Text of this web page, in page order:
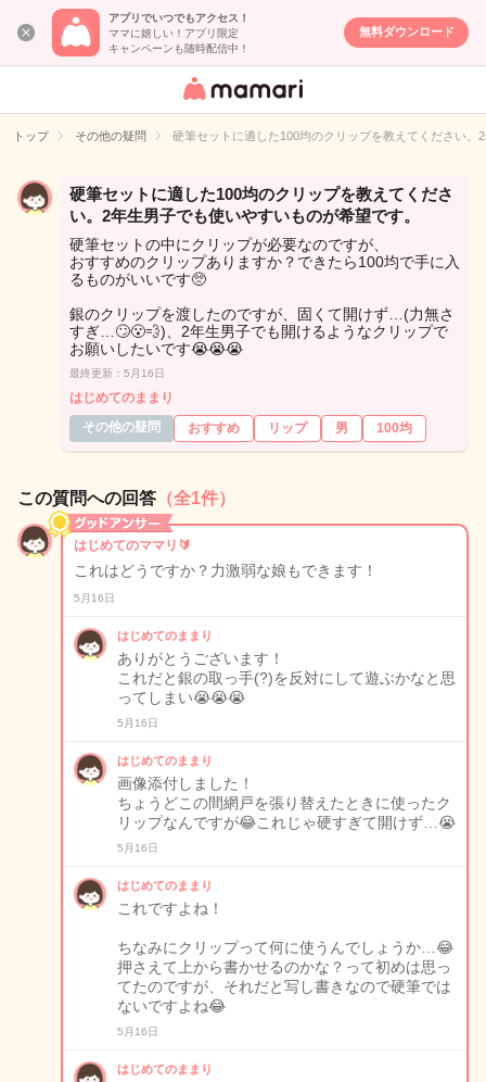
アプリでいつでもアクセス！
ママに嬉しい！アプリ限定
キャンペーンも随時配信中！
無料ダウンロード
女性専用匿名QA
イト
トップ その他の疑問 硬筆セットに適した100均のクリップを教えてください。
硬筆セットに適した100均のクリップを教えてくださ
い。2年生男子でも使いやすいものが希望です。
硬筆セットの中にクリップが必要なのですが、
おすすめのクリップありますか？できたら100均で手に入
るものがいいです🥺
銀のクリップを渡したのですが、固くて開けず…(力無さ
すぎ…🙄😮‍💨)、2年生男子でも開けるようなクリップで
お願いしたいです😭😭😭
最終更新：5月16日
はじめてのままり
その他の疑問
おすすめ リップ 男 100均
この質問への回答 （全1件）
はじめてのママリ🔰
これはどうですか？力激弱な娘もできます！
5月16日
はじめてのままり
ありがとうございます！
これだと銀の取っ手(?)を反対にして遊ぶかなと思
ってしまい😭😭😭
5月16日
はじめてのままり
画像添付しました！
ちょうどこの間網戸を張り替えたときに使ったク
リップなんですが😂これじゃ硬すぎて開けず…😭
5月16日
はじめてのままり
これですよね！
ちなみにクリップって何に使うんでしょうか…😂
押さえて上から書かせるのかな？って初めは思っ
てたのですが、それだと写し書きなので硬筆では
ないですよね😂
5月16日
はじめてのままり